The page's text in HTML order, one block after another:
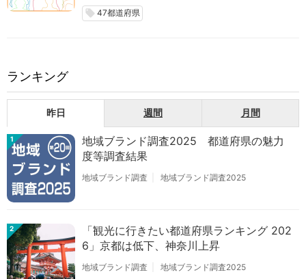
local_offer 47都道府県
ランキング
昨日 週間 月間
1
地域ブランド調査2025 都道府県の魅力
度等調査結果
地域ブランド調査 地域ブランド調査2025
2
「観光に行きたい都道府県ランキング 202
6」京都は低下、神奈川上昇
地域ブランド調査 地域ブランド調査2025